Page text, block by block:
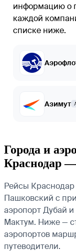
информацию о
каждой
списке ниже.
Азимут
Города и
Краснодар
Рейсы
Пашковский с
аэропорт Дубай
Мактум. Ниже —
аэропортов
путеводители.